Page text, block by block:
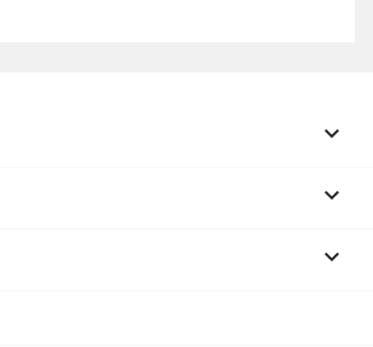


